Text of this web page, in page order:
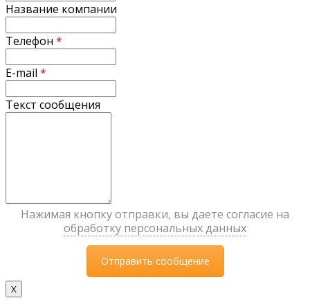
Название компании
Телефон *
E-mail *
Текст сообщения
Нажимая кнопку отправки, вы даете согласие на
обработку персональных данных
X